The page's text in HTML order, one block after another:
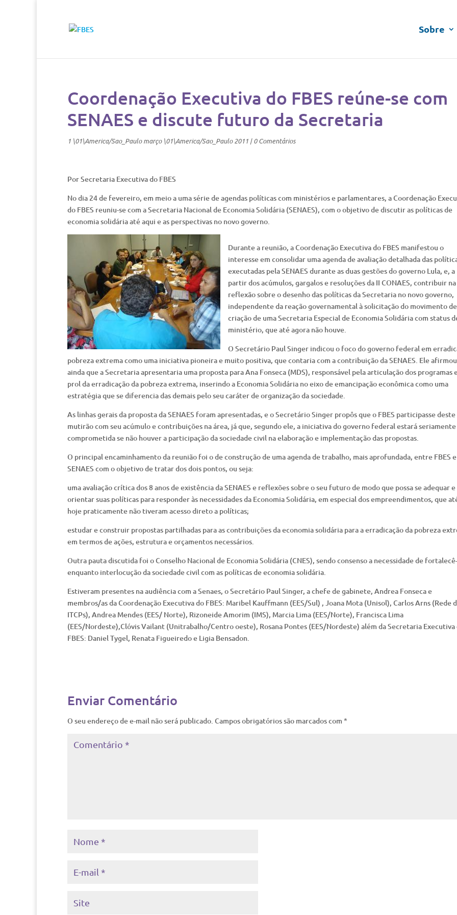
Sobre
Coordenação Executiva do FBES reúne-se com
SENAES e discute futuro da Secretaria
1 \01\America/Sao_Paulo março \01\America/Sao_Paulo 2011 |0 Comentários
Por Secretaria Executiva do FBES
No dia 24 de fevereiro, em meio a uma série de agendas políticas com ministérios e parlamentares, a Coordenação
do FBES reuniu-se com a Secretaria Nacional de Economia Solidária (SENAES), com o objetivo de discutir as políticas de
economia solidária até aqui e as perspectivas no novo governo.
Durante a reunião, a Coordenação Executiva do FBES manifestou o
interesse em consolidar uma agenda de avaliação detalhada das
executadas pela SENAES durante as duas gestões do governo Lula, e, a
partir dos acúmulos, gargalos e resoluções da II CONAES, contribuir na
reflexão sobre o desenho das políticas da Secretaria no novo governo,
independente da reação governamental à solicitação do movimento de
criação de uma Secretaria Especial de Economia Solidária com status
ministério, que até agora não houve.
O Secretário Paul Singer indicou o foco do governo federal em
pobreza extrema como uma iniciativa pioneira e muito positiva, que contaria com a contribuição da SENAES. Ele afirmou
ainda que a Secretaria apresentaria uma proposta para Ana Fonseca (MDS), responsável pela articulação dos programas
prol da erradicação da pobreza extrema, inserindo a Economia Solidária no eixo de emancipação econômica como uma
estratégia que se diferencia das demais pelo seu caráter de organização da sociedade.
As linhas gerais da proposta da SENAES foram apresentadas, e o Secretário Singer propôs que o FBES participasse deste
mutirão com seu acúmulo e contribuições na área, já que, segundo ele, a iniciativa do governo federal estará seriamente
comprometida se não houver a participação da sociedade civil na elaboração e implementação das propostas.
O principal encaminhamento da reunião foi o de construção de uma agenda de trabalho, mais aprofundada, entre FBES e
SENAES com o objetivo de tratar dos dois pontos, ou seja:
uma avaliação crítica dos 8 anos de existência da SENAES e reflexões sobre o seu futuro de modo que possa se adequar e
orientar suas políticas para responder às necessidades da Economia Solidária, em especial dos empreendimentos, que
hoje praticamente não tiveram acesso direto a políticas;
estudar e construir propostas partilhadas para as contribuições da economia solidária para a erradicação da pobreza
em termos de ações, estrutura e orçamentos necessários.
Outra pauta discutida foi o Conselho Nacional de Economia Solidária (CNES), sendo consenso a necessidade de
enquanto interlocução da sociedade civil com as políticas de economia solidária.
Estiveram presentes na audiência com a Senaes, o Secretário Paul Singer, a chefe de gabinete, Andrea Fonseca e
membros/as da Coordenação Executiva do FBES: Maribel Kauffmann (EES/Sul) , Joana Mota (Unisol), Carlos Arns (Rede
ITCPs), Andrea Mendes (EES/ Norte), Rizoneide Amorim (IMS), Marcia Lima (EES/Norte), Francisca Lima
(EES/Nordeste),Clóvis Vailant (Unitrabalho/Centro oeste), Rosana Pontes (EES/Nordeste) além da Secretaria Executiva
FBES: Daniel Tygel, Renata Figueiredo e Ligia Bensadon.
Enviar Comentário
O seu endereço de e-mail não será publicado. Campos obrigatórios são marcados com *